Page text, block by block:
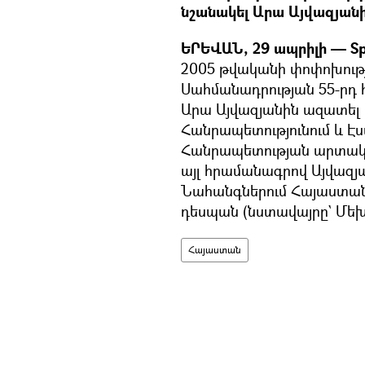
նշանակել Արա
ԵՐԵՎԱՆ, 29 ապրիլի —
2005 թվականի
Սահմանադրության 55-րդ
Արա Այվազյանին ազատել
Հանրապետությունում և
Հանրապետության
այլ հրամանագրով
Նահանգներում
դեսպան (նստավայրը`
Հայաստան